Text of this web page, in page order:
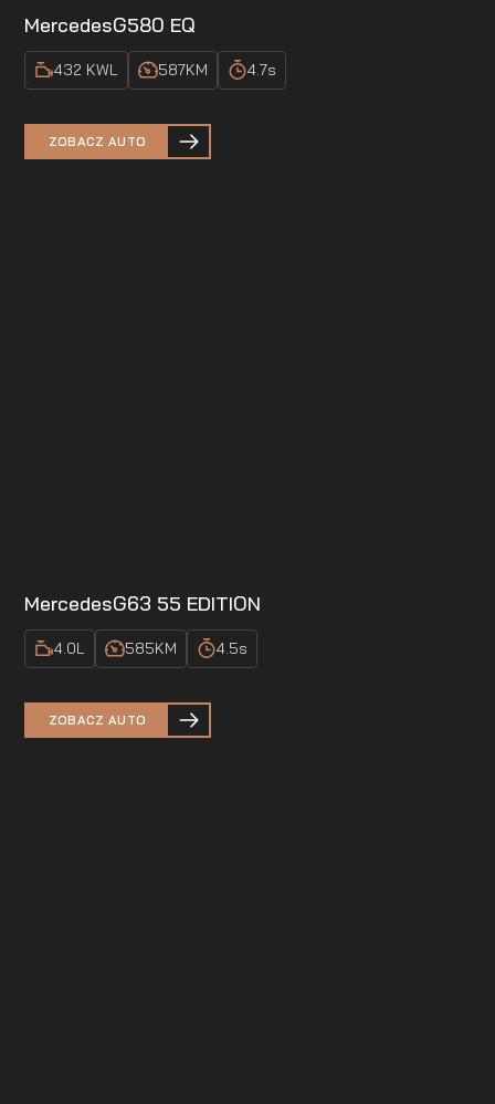
MercedesG580 EQ
432 KWL 587KM 4.7s
ZOBACZ AUTO
MercedesG63 55 EDITION
4.0L 585KM 4.5s
ZOBACZ AUTO